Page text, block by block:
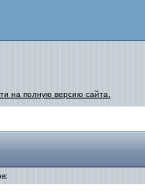
на полную версию сайта.